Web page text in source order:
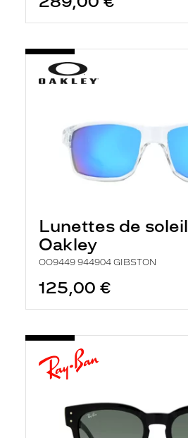
Lunettes de soleil
Oakley
OO9449 944904 GIBSTON
125,00 €